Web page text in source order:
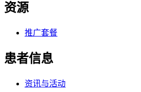
资源
推广套餐
患者信息
资讯与活动